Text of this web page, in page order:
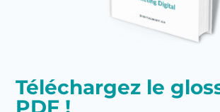
Téléchargez le
PDF !